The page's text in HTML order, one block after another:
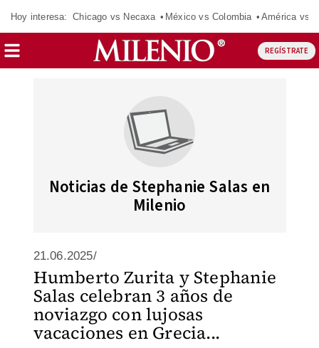
Hoy interesa: Chicago vs Necaxa México vs Colombia América vs
REGÍSTRATE
Noticias de Stephanie Salas en
Milenio
21.06.2025/
Humberto Zurita y Stephanie
Salas celebran 3 años de
noviazgo con lujosas
vacaciones en Grecia...